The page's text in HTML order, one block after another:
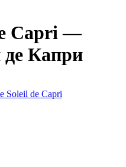
Capri —
Капри